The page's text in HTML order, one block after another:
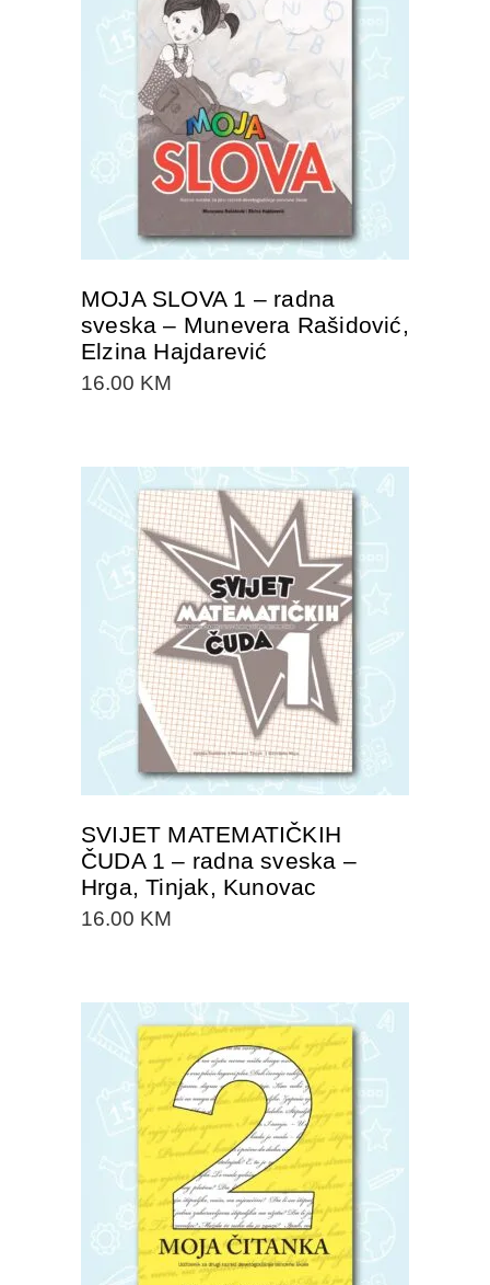
DODAJTE U KORPU
MOJA SLOVA 1 – radna
sveska – Munevera Rašidović,
Elzina Hajdarević
16.00 KM
DODAJTE U KORPU
SVIJET MATEMATIČKIH
ČUDA 1 – radna sveska –
Hrga, Tinjak, Kunovac
16.00 KM
DODAJTE U KORPU